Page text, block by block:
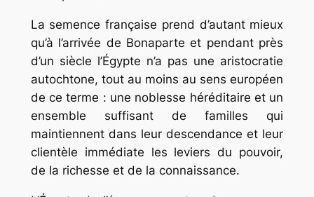
La semence française prend d’autant mieux
qu’à l’arrivée de Bonaparte et pendant près
d’un siècle l’Égypte n’a pas une aristocratie
autochtone, tout au moins au sens européen
de ce terme : une noblesse héréditaire et un
ensemble suffisant de familles qui
maintiennent dans leur descendance et leur
clientèle immédiate les leviers du pouvoir,
de la richesse et de la connaissance.